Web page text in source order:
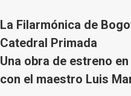
La Filarmónica de
Catedral Primada
Una obra de estreno
con el maestro Luis